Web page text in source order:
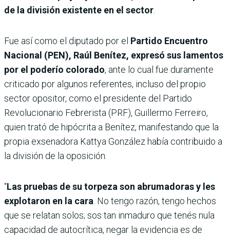
de la división existente en el sector.
Fue así como el diputado por el Partido Encuentro
Nacional (PEN), Raúl Benítez, expresó sus lamentos
por el poderío colorado, ante lo cual fue duramente
criticado por algunos referentes, incluso del propio
sector opositor, como el presidente del Partido
Revolucionario Febrerista (PRF), Guillermo Ferreiro,
quien trató de hipócrita a Benítez, manifestando que la
propia exsenadora Kattya González había contribuido a
la división de la oposición.
“Las pruebas de su torpeza son abrumadoras y les
explotaron en la cara. No tengo razón, tengo hechos
que se relatan solos; sos tan inmaduro que tenés nula
capacidad de autocrítica, negar la evidencia es de